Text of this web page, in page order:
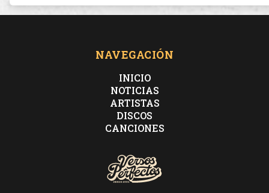
NAVEGACIÓN
INICIO
NOTICIAS
ARTISTAS
DISCOS
CANCIONES